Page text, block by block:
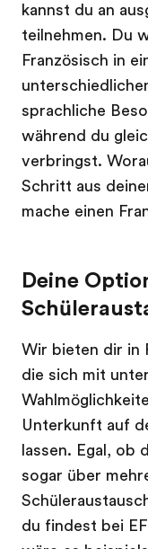
kannst du an
teilnehmen. Du
Französisch in
sprachliche
während du
verbringst.
Schritt aus
mache einen
Deine
Wir bieten dir in
die sich mit
Unterkunft auf
lassen. Egal, ob
sogar über
du findest bei